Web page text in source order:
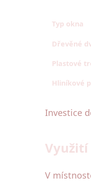
Typ okna
Dřevěné
Plastové
Hliníkové
Investice
V